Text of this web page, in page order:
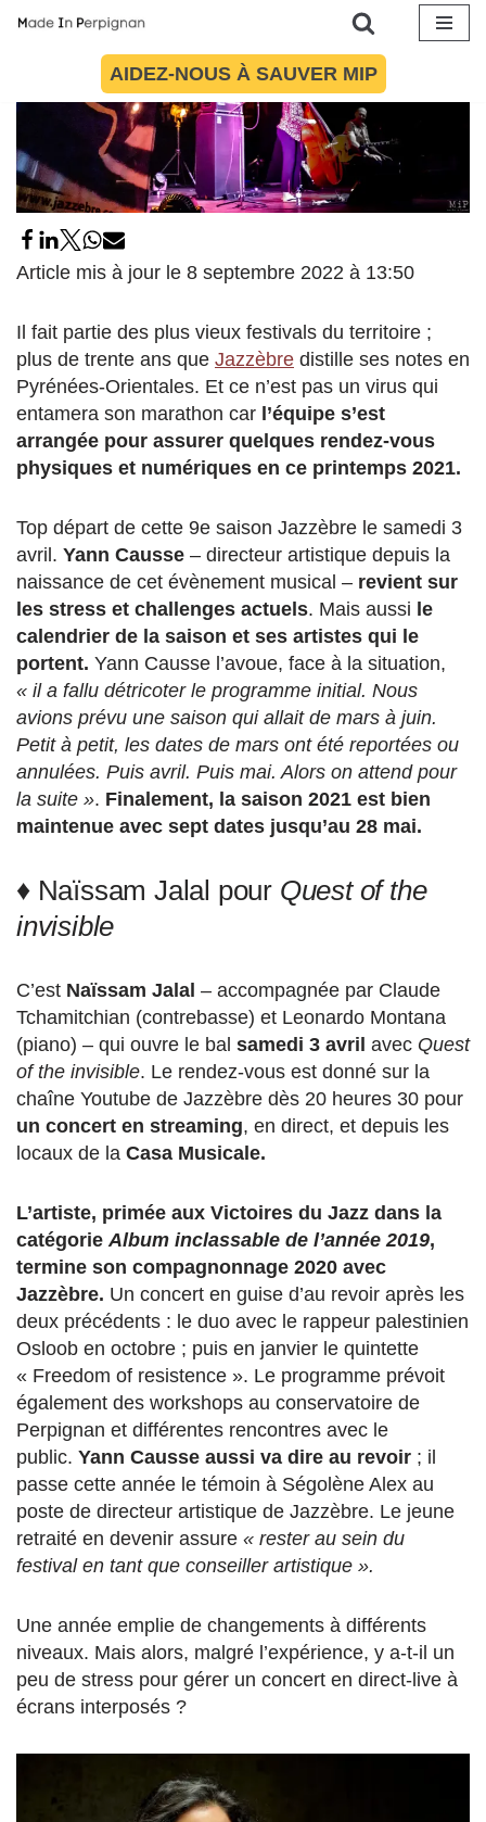
contenu
AIDEZ-NOUS À SAUVER MIP
Article mis à jour le 8 septembre 2022 à 13:50
Il fait partie des plus vieux festivals du territoire ;
plus de trente ans que Jazzèbre distille ses notes en
Pyrénées-Orientales. Et ce n’est pas un virus qui
entamera son marathon car l’équipe s’est
arrangée pour assurer quelques rendez-vous
physiques et numériques en ce printemps 2021.
Top départ de cette 9e saison Jazzèbre le samedi 3
avril. Yann Causse – directeur artistique depuis la
naissance de cet évènement musical – revient sur
les stress et challenges actuels. Mais aussi le
calendrier de la saison et ses artistes qui le
portent. Yann Causse l’avoue, face à la situation,
« il a fallu détricoter le programme initial. Nous
avions prévu une saison qui allait de mars à juin.
Petit à petit, les dates de mars ont été reportées ou
annulées. Puis avril. Puis mai. Alors on attend pour
la suite ». Finalement, la saison 2021 est bien
maintenue avec sept dates jusqu’au 28 mai.
♦ Naïssam Jalal pour Quest of the
invisible
C’est Naïssam Jalal – accompagnée par Claude
Tchamitchian (contrebasse) et Leonardo Montana
(piano) – qui ouvre le bal samedi 3 avril avec Quest
of the invisible. Le rendez-vous est donné sur la
chaîne Youtube de Jazzèbre dès 20 heures 30 pour
un concert en streaming, en direct, et depuis les
locaux de la Casa Musicale.
L’artiste, primée aux Victoires du Jazz dans la
catégorieAlbum inclassable de l’année 2019,
termine son compagnonnage 2020 avec
Jazzèbre. Un concert en guise d’au revoir après les
deux précédents : le duo avec le rappeur palestinien
Osloob en octobre ; puis en janvier le quintette
« Freedom of resistence ». Le programme prévoit
également des workshops au conservatoire de
Perpignan et différentes rencontres avec le
public. Yann Causse aussi va dire au revoir ; il
passe cette année le témoin à Ségolène Alex au
poste de directeur artistique de Jazzèbre. Le jeune
retraité en devenir assure « rester au sein du
festival en tant que conseiller artistique ».
Une année emplie de changements à différents
niveaux. Mais alors, malgré l’expérience, y a-t-il un
peu de stress pour gérer un concert en direct-live à
écrans interposés ?